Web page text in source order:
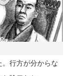
行方が分からな